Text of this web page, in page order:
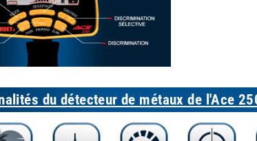
du détecteur de métaux de l'Ace